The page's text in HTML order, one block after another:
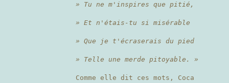
» Tu ne m'inspires que pitié,
» Et n'étais-tu si misérable
» Que je t'écraserais du pied
» Telle une merde pitoyable. »
Comme elle dit ces mots, Coca